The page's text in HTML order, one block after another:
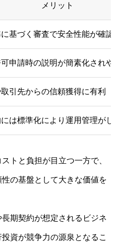
メリット
に基づく審査で安全性能が確認
申請時の説明が簡素化されや
取引先からの信頼獲得に有利
は標準化により運用管理がし
トと負担が目立つ一方で、
の基盤として大きな価値を
期契約が想定されるビジネ
資が競争力の源泉となるこ